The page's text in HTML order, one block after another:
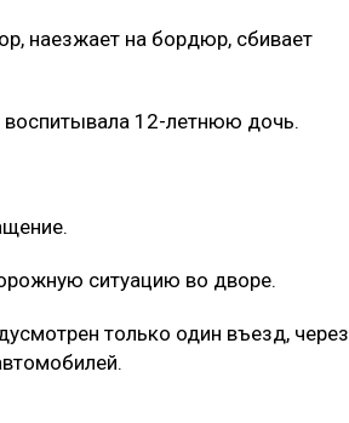
наезжает на бордюр, сбивает
12-летнюю дочь.
ситуацию во дворе.
только один въезд, через